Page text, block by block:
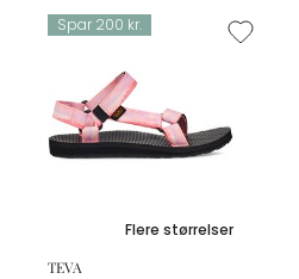
Spar 200 kr.
Flere størrelser
TEVA